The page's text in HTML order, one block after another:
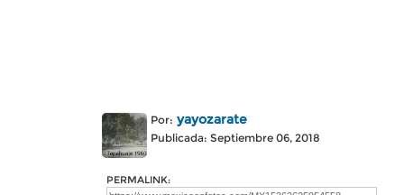
Por: yayozarate
Publicada: Septiembre 06, 2018
PERMALINK: